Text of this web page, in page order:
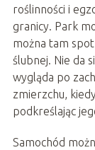
roślinności i
granicy. Park
można tam
ślubnej. Nie da
wygląda po
zmierzchu,
podkreślając
Samochód